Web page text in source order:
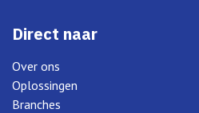
Direct naar
Over ons
Oplossingen
Branches